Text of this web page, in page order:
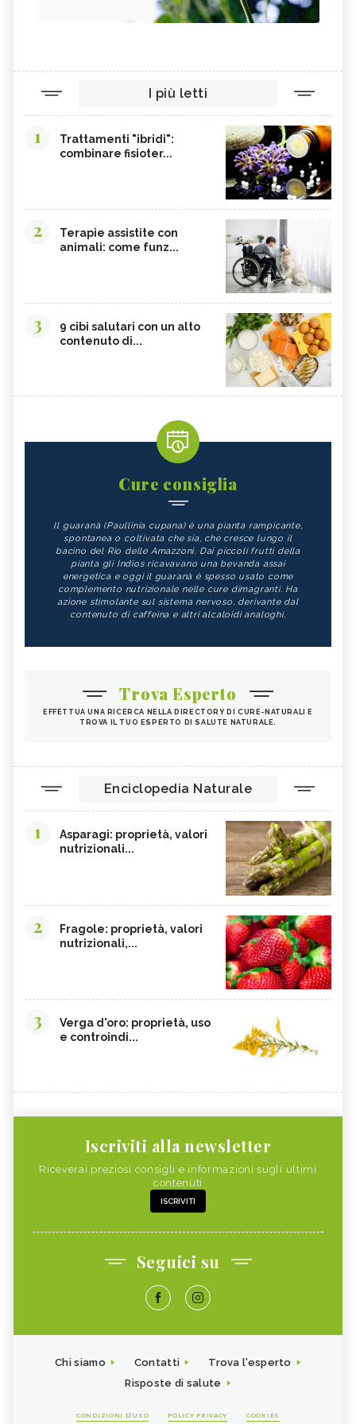
I più letti
1
Trattamenti "ibridi":
combinare fisioter...
2
Terapie assistite con
animali: come funz...
3
9 cibi salutari con un alto
contenuto di...
Cure consiglia
Il guaranà (Paullinia cupana) è una pianta rampicante,
spontanea o coltivata che sia, che cresce lungo il
bacino del Rio delle Amazzoni. Dai piccoli frutti della
pianta gli Indios ricavavano una bevanda assai
energetica e oggi il guaranà è spesso usato come
complemento nutrizionale nelle cure dimagranti. Ha
azione stimolante sul sistema nervoso, derivante dal
contenuto di caffeina e altri alcaloidi analoghi.
Trova Esperto
EFFETTUA UNA RICERCA NELLA DIRECTORY DI CURE-NATURALI E
TROVA IL TUO ESPERTO DI SALUTE NATURALE.
Enciclopedia Naturale
1
Asparagi: proprietà, valori
nutrizionali...
2
Fragole: proprietà, valori
nutrizionali,...
3
Verga d'oro: proprietà, uso
e controindi...
Iscriviti alla newsletter
Riceverai preziosi consigli e informazioni sugli ultimi
contenuti
ISCRIVITI
Seguici su
Chi siamo Contatti
Trova l'esperto
Risposte di salute
CONDIZIONI D'USO POLICY PRIVACY COOKIES